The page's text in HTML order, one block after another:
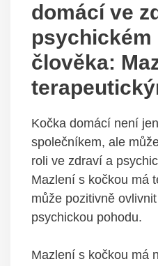
domácí ve
psychickém
člověka:
Kočka domácí není
společníkem, ale
roli ve zdraví a
Mazlení s kočkou má
může pozitivně
psychickou pohodu.
Mazlení s kočkou má